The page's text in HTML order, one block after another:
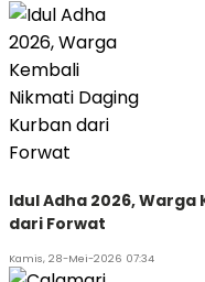
Idul Adha 2026,
dari Forwat
Kamis, 28-Mei-2026 07:34